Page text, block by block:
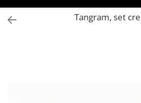
3-4 ani
5-7 ani
Tangram, set